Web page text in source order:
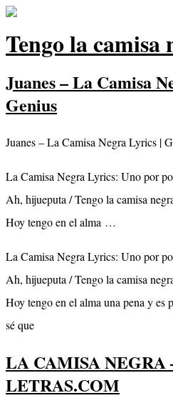
Tengo la camisa
Juanes – La Camisa
Genius
Juanes – La Camisa Negra Lyrics |
La Camisa Negra Lyrics: Uno por
Ah, hijueputa / Tengo la camisa
Hoy tengo en el alma …
La Camisa Negra Lyrics: Uno por
Ah, hijueputa / Tengo la camisa
Hoy tengo en el alma una pena y es
sé que
LA CAMISA NEGRA
LETRAS.COM